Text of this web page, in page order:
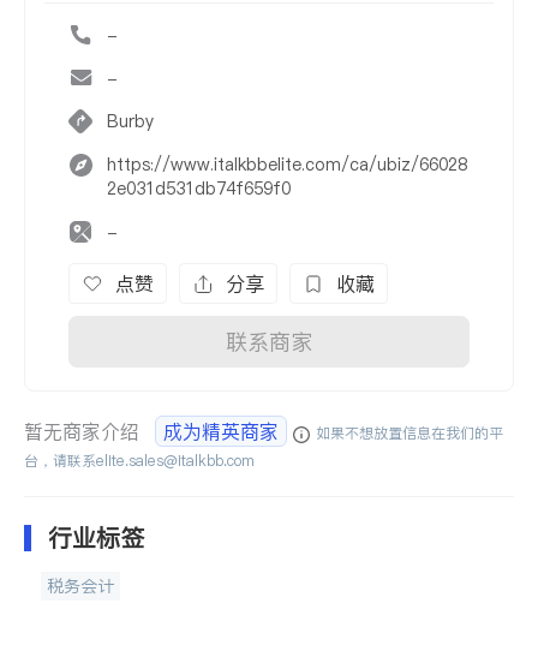
-
-
Burby
https://www.italkbbelite.com/ca/ubiz/66028
2e031d531db74f659f0
-
点赞 分享 收藏
联系商家
暂无商家介绍 成为精英商家
如果不想放置信息在我们的平
台，请联系elite.sales@italkbb.com
行业标签
税务会计